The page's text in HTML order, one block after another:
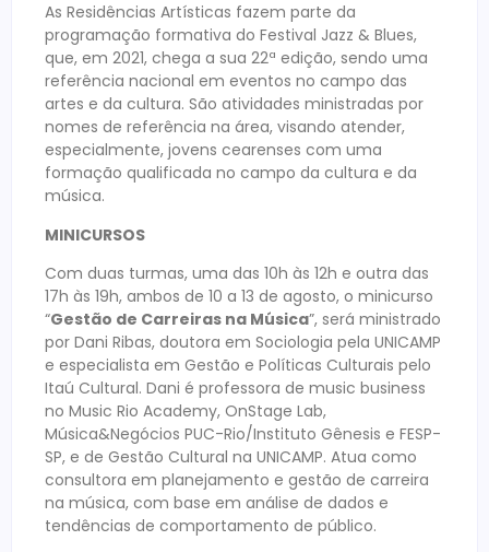
As Residências Artísticas fazem parte da
programação formativa do Festival Jazz & Blues,
que, em 2021, chega a sua 22ª edição, sendo uma
referência nacional em eventos no campo das
artes e da cultura. São atividades ministradas por
nomes de referência na área, visando atender,
especialmente, jovens cearenses com uma
formação qualificada no campo da cultura e da
música.
MINICURSOS
Com duas turmas, uma das 10h às 12h e outra das
17h às 19h, ambos de 10 a 13 de agosto, o minicurso
“Gestão de Carreiras na Música”, será ministrado
por Dani Ribas, doutora em Sociologia pela UNICAMP
e especialista em Gestão e Políticas Culturais pelo
Itaú Cultural. Dani é professora de music business
no Music Rio Academy, OnStage Lab,
Música&Negócios PUC-Rio/Instituto Gênesis e FESP-
SP, e de Gestão Cultural na UNICAMP. Atua como
consultora em planejamento e gestão de carreira
na música, com base em análise de dados e
tendências de comportamento de público.